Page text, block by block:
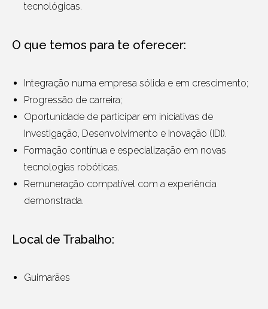
tecnológicas.
O que temos para te oferecer:
Integração numa empresa sólida e em crescimento;
Progressão de carreira;
Oportunidade de participar em iniciativas de
Investigação, Desenvolvimento e Inovação (IDI).
Formação contínua e especialização em novas
tecnologias robóticas.
Remuneração compatível com a experiência
demonstrada.
Local de Trabalho:
Guimarães